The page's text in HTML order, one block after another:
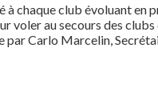
chaque club évoluant en
voler au secours des
Carlo Marcelin,